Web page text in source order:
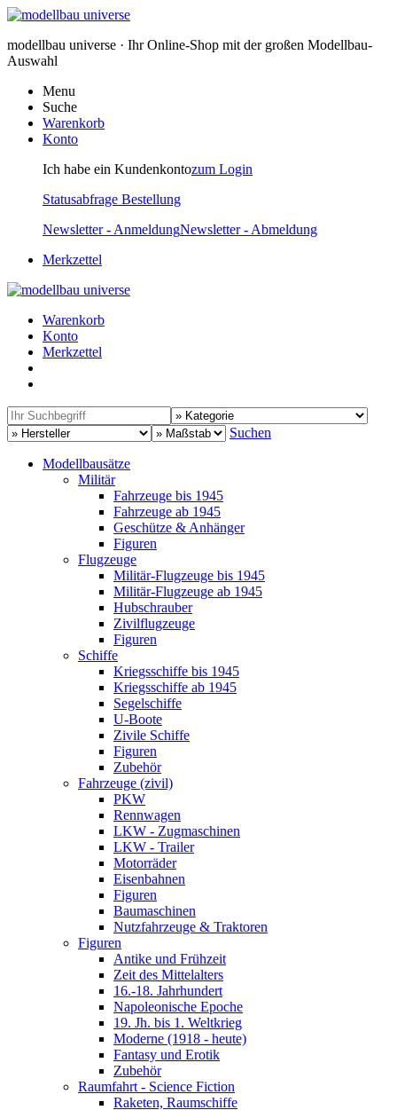
modellbau universe · Ihr Online-Shop mit der großen Modellbau-
Auswahl
Menu
Suche
Warenkorb
Konto
Ich habe ein Kundenkontozum Login
Statusabfrage Bestellung
Newsletter - AnmeldungNewsletter - Abmeldung
Merkzettel
Warenkorb
Konto
Merkzettel
Suchen
Modellbausätze
Militär
Fahrzeuge bis 1945
Fahrzeuge ab 1945
Geschütze & Anhänger
Figuren
Flugzeuge
Militär-Flugzeuge bis 1945
Militär-Flugzeuge ab 1945
Hubschrauber
Zivilflugzeuge
Figuren
Schiffe
Kriegsschiffe bis 1945
Kriegsschiffe ab 1945
Segelschiffe
U-Boote
Zivile Schiffe
Figuren
Zubehör
Fahrzeuge (zivil)
PKW
Rennwagen
LKW - Zugmaschinen
LKW - Trailer
Motorräder
Eisenbahnen
Figuren
Baumaschinen
Nutzfahrzeuge & Traktoren
Figuren
Antike und Frühzeit
Zeit des Mittelalters
16.-18. Jahrhundert
Napoleonische Epoche
19. Jh. bis 1. Weltkrieg
Moderne (1918 - heute)
Fantasy und Erotik
Zubehör
Raumfahrt - Science Fiction
Raketen, Raumschiffe